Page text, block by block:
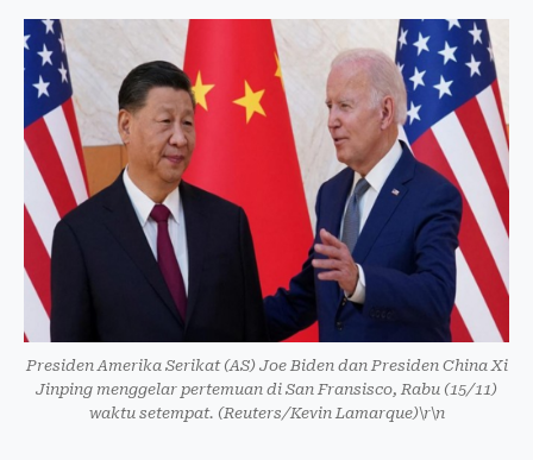
Presiden Amerika Serikat (AS) Joe Biden dan Presiden China Xi
Jinping menggelar pertemuan di San Fransisco, Rabu (15/11)
waktu setempat. (Reuters/Kevin Lamarque)\r\n